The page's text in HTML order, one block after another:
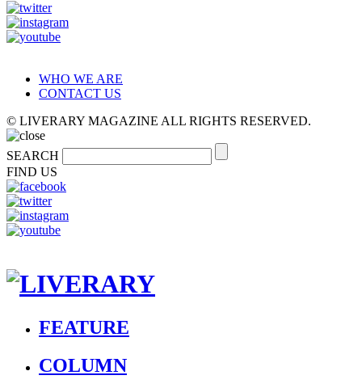
WHO WE ARE
CONTACT US
© LIVERARY MAGAZINE ALL RIGHTS RESERVED.
SEARCH
FIND US
FEATURE
COLUMN